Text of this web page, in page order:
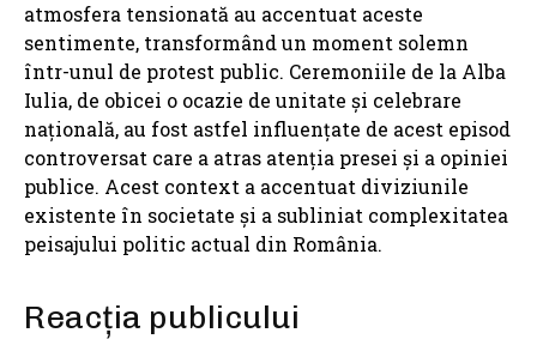
atmosfera tensionată au accentuat aceste
sentimente, transformând un moment solemn
într-unul de protest public. Ceremoniile de la Alba
Iulia, de obicei o ocazie de unitate și celebrare
națională, au fost astfel influențate de acest episod
controversat care a atras atenția presei și a opiniei
publice. Acest context a accentuat diviziunile
existente în societate și a subliniat complexitatea
peisajului politic actual din România.
Reacția publicului